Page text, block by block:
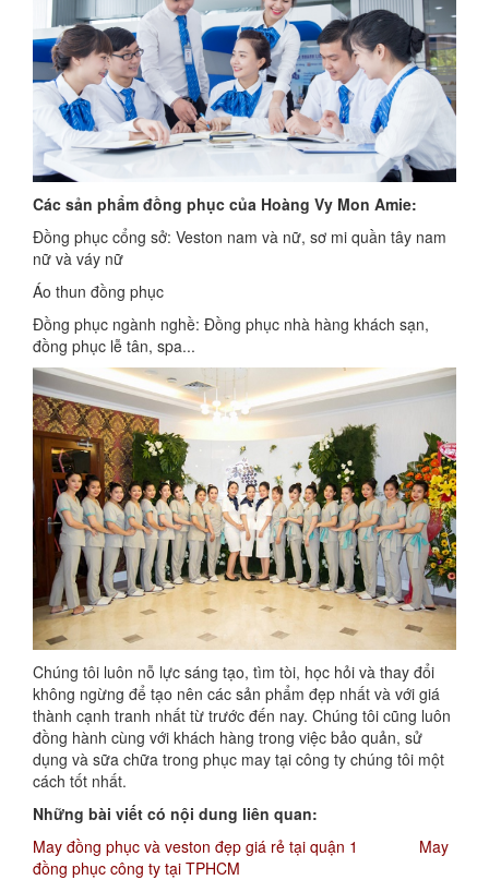
Các sản phẩm đồng phục của Hoàng Vy Mon Amie:
Đồng phục cổng sở: Veston nam và nữ, sơ mi quần tây nam
nữ và váy nữ
Áo thun đồng phục
Đồng phục ngành nghề: Đồng phục nhà hàng khách sạn,
đồng phục lễ tân, spa...
Chúng tôi luôn nỗ lực sáng tạo, tìm tòi, học hỏi và thay đổi
không ngừng để tạo nên các sản phẩm đẹp nhất và với giá
thành cạnh tranh nhất từ trước đến nay. Chúng tôi cũng luôn
đồng hành cùng với khách hàng trong việc bảo quản, sử
dụng và sữa chữa trong phục may tại công ty chúng tôi một
cách tốt nhất.
Những bài viết có nội dung liên quan:
May đồng phục và veston đẹp giá rẻ tại quận 1
May
đồng phục công ty tại TPHCM